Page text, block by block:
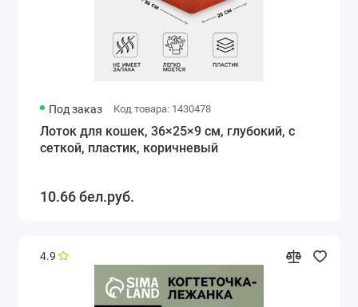
Под заказ Код товара: 1430478
Лоток для кошек, 36×25×9 см, глубокий, с
сеткой, пластик, коричневый
10.66 бел.руб.
4.9